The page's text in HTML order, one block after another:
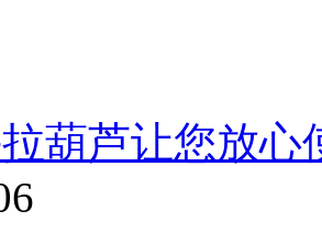
葫芦让您放心